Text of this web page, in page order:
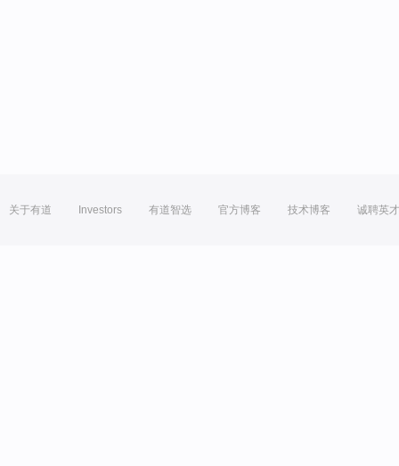
关于有道 Investors 有道智选 官方博客 技术博客 诚聘英才